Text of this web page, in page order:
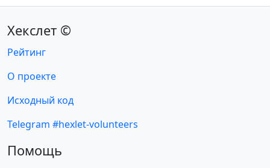
Хекслет ©
Рейтинг
О проекте
Исходный код
Telegram #hexlet-volunteers
Помощь